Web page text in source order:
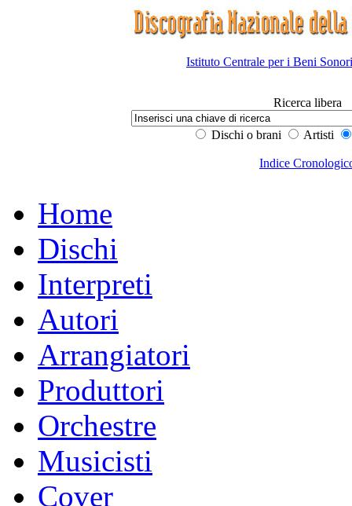
Istituto Centrale per i Beni
Ricerca libera
Dischi o brani Artisti
Indice
Home
Dischi
Interpreti
Autori
Arrangiatori
Produttori
Orchestre
Musicisti
Cover